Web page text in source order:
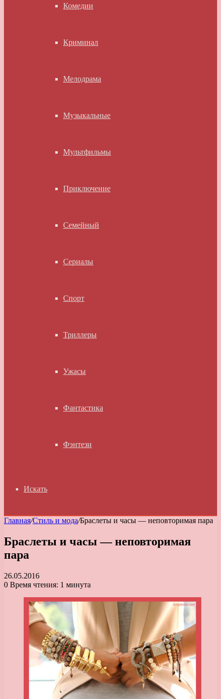
Комедии
Криминал
Мелодрама
Музыкальные
Мультфильмы
Приключение
Семейный
Сериалы
Спорт
Триллеры
Ужасы
Фантастика
Фэнтези
Искать
Главная/Стиль и мода/Браслеты и часы — неповторимая пара
Браслеты и часы — неповторимая
пара
26.05.2016
0 Время чтения: 1 минута